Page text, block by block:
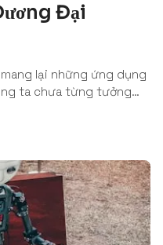
Đại
lại những ứng dụng
ta chưa từng tưởng…